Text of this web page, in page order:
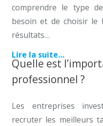
comprendre le type
besoin et de choisir le
résultats…
Lire la suite…
Quelle est
professionnel ?
Les entreprises
recruter les meilleurs